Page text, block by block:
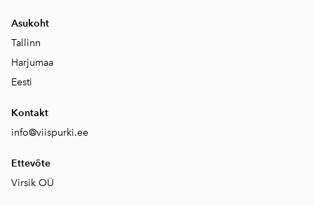
Asukoht
Tallinn
Harjumaa
Eesti
Kontakt
info@viispurki.ee
Ettevõte
Virsik OÜ